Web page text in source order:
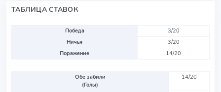
ТАБЛИЦА СТАВОК
Победа
3/20
Ничья
3/20
Поражение
14/20
Обе забили
(Голы)
14/20